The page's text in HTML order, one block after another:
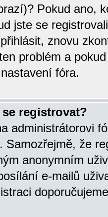
Pokud ano,
jste se
znovu
problém a
fóra.
registrovat?
administrátorovi
Samozřejmě, že
anonymním
e-mailů